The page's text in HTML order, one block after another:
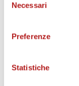
delNecessari
Preferenze
Statistiche